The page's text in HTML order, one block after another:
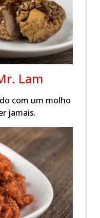
Lam
com um molho
jamais.